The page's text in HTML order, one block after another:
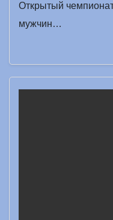
Открытый
мужчин…